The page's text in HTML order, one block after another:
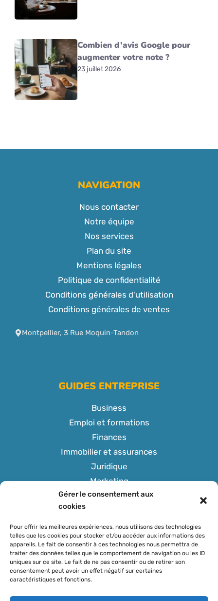
Gérer le consentement aux
cookies
Pour offrir les meilleures expériences, nous utilisons des technologies
telles que les cookies pour stocker et/ou accéder aux informations des
appareils. Le fait de consentir à ces technologies nous permettra de
traiter des données telles que le comportement de navigation ou les ID
uniques sur ce site. Le fait de ne pas consentir ou de retirer son
consentement peut avoir un effet négatif sur certaines
caractéristiques et fonctions.
Combien d’avis Google pour
augmenter votre note ?
23 juillet 2026
NAVIGATION
Nous contacter
Notre équipe
Nos services
Plan du site
Mentions légales
Politique de confidentialité
Conditions générales d'utilisation
Conditions générales de ventes
Montpellier, 3 Rue Moquin-Tandon
GUIDES ENTREPRISE
Business
Emploi et formations
Finances
Immobilier et assurances
Juridique
Marketing
Tech
SUIVEZ-NOUS